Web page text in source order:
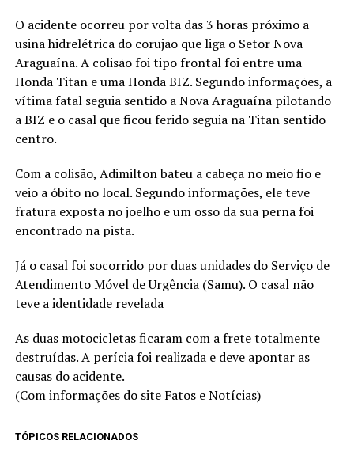
O acidente ocorreu por volta das 3 horas próximo a
usina hidrelétrica do corujão que liga o Setor Nova
Araguaína. A colisão foi tipo frontal foi entre uma
Honda Titan e uma Honda BIZ. Segundo informações, a
vítima fatal seguia sentido a Nova Araguaína pilotando
a BIZ e o casal que ficou ferido seguia na Titan sentido
centro.
Com a colisão, Adimilton bateu a cabeça no meio fio e
veio a óbito no local. Segundo informações, ele teve
fratura exposta no joelho e um osso da sua perna foi
encontrado na pista.
Já o casal foi socorrido por duas unidades do Serviço de
Atendimento Móvel de Urgência (Samu). O casal não
teve a identidade revelada
As duas motocicletas ficaram com a frete totalmente
destruídas. A perícia foi realizada e deve apontar as
causas do acidente.
(Com informações do site Fatos e Notícias)
TÓPICOS RELACIONADOS